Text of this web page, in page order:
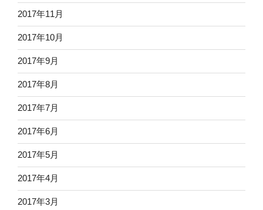
2017年11月
2017年10月
2017年9月
2017年8月
2017年7月
2017年6月
2017年5月
2017年4月
2017年3月